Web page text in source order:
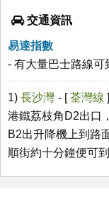
交通資訊
易達指數
- 有大量巴士路線可
1) 長沙灣 - [荃灣線 ]
港鐵荔枝角D2出口
B2出升降機上到路
順街約十分鐘便可到